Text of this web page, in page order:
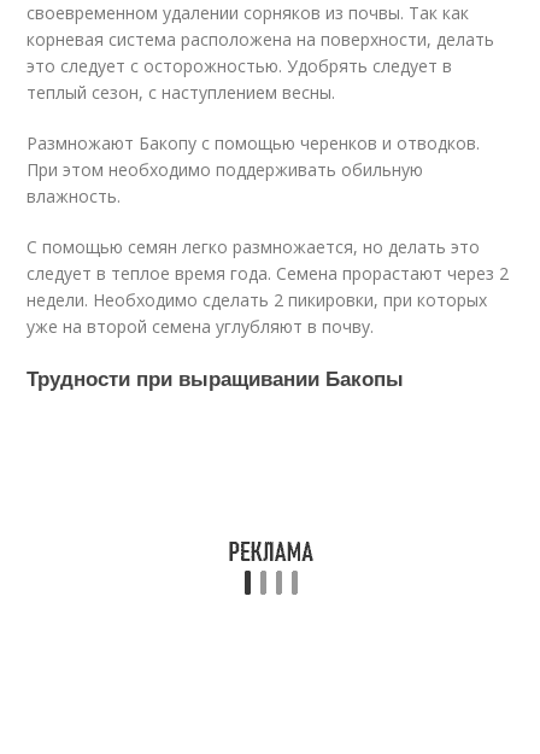
своевременном удалении сорняков из почвы. Так как
корневая система расположена на поверхности, делать
это следует с осторожностью. Удобрять следует в
теплый сезон, с наступлением весны.
Размножают Бакопу с помощью черенков и отводков.
При этом необходимо поддерживать обильную
влажность.
С помощью семян легко размножается, но делать это
следует в теплое время года. Семена прорастают через 2
недели. Необходимо сделать 2 пикировки, при которых
уже на второй семена углубляют в почву.
Трудности при выращивании Бакопы